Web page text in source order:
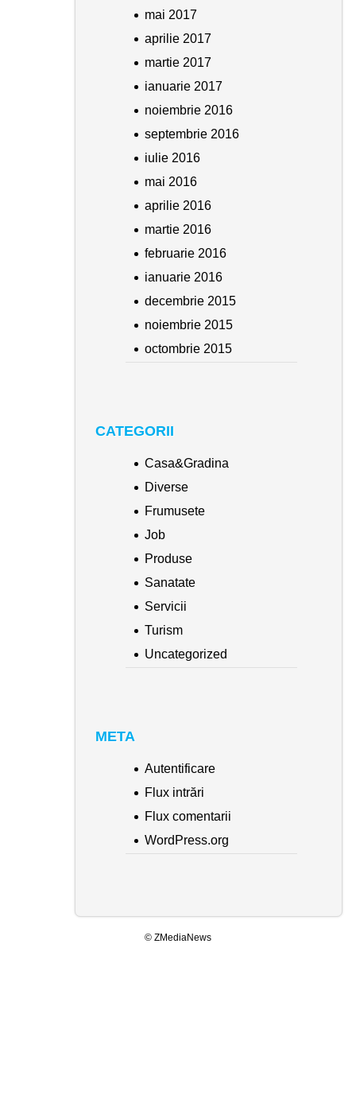
mai 2017
aprilie 2017
martie 2017
ianuarie 2017
noiembrie 2016
septembrie 2016
iulie 2016
mai 2016
aprilie 2016
martie 2016
februarie 2016
ianuarie 2016
decembrie 2015
noiembrie 2015
octombrie 2015
CATEGORII
Casa&Gradina
Diverse
Frumusete
Job
Produse
Sanatate
Servicii
Turism
Uncategorized
META
Autentificare
Flux intrări
Flux comentarii
WordPress.org
© ZMediaNews